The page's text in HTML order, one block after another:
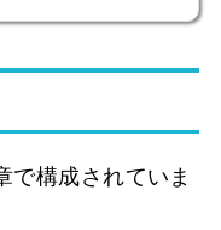
で構成されていま